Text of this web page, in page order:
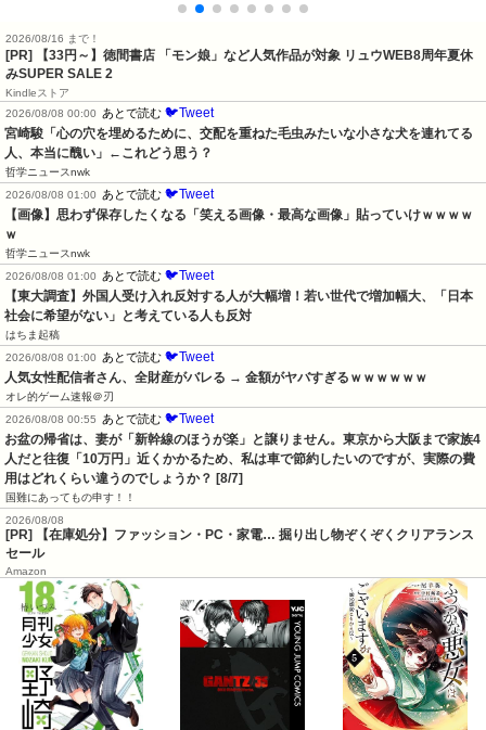
2026/08/16 まで！
[PR]
【33円～】徳間書店 「モン娘」など人気作品が対象 リュウWEB8周年夏休
みSUPER SALE 2
Kindleストア
2026/08/08 00:00
あとで読む 🐦Tweet
宮崎駿「心の穴を埋めるために、交配を重ねた毛虫みたいな小さな犬を連れてる
人、本当に醜い」←これどう思う？
哲学ニュースnwk
2026/08/08 01:00
あとで読む 🐦Tweet
【画像】思わず保存したくなる「笑える画像・最高な画像」貼っていけｗｗｗｗ
ｗ
哲学ニュースnwk
2026/08/08 01:00
あとで読む 🐦Tweet
【東大調査】外国人受け入れ反対する人が大幅増！若い世代で増加幅大、「日本
社会に希望がない」と考えている人も反対
はちま起稿
2026/08/08 01:00
あとで読む 🐦Tweet
人気女性配信者さん、全財産がバレる → 金額がヤバすぎるｗｗｗｗｗｗ
オレ的ゲーム速報＠刃
2026/08/08 00:55
あとで読む 🐦Tweet
お盆の帰省は、妻が「新幹線のほうが楽」と譲りません。東京から大阪まで家族4
人だと往復「10万円」近くかかるため、私は車で節約したいのですが、実際の費
用はどれくらい違うのでしょうか？ [8/7]
国難にあってもの申す！！
2026/08/08
[PR] 【在庫処分】ファッション・PC・家電… 掘り出し物ぞくぞくクリアランス
セール
Amazon